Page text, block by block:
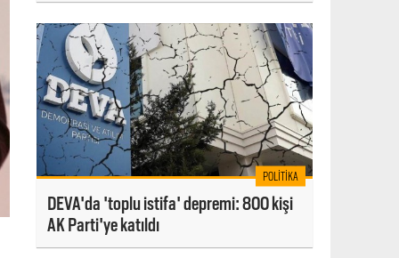
POLITIKA
DEVA'da 'toplu istifa' depremi: 800 kişi
AK Parti'ye katıldı